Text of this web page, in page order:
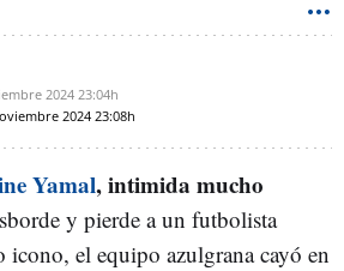
2024 23:04h
2024 23:08h
Yamal, intimida mucho
y pierde a un futbolista
icono, el equipo azulgrana cayó en